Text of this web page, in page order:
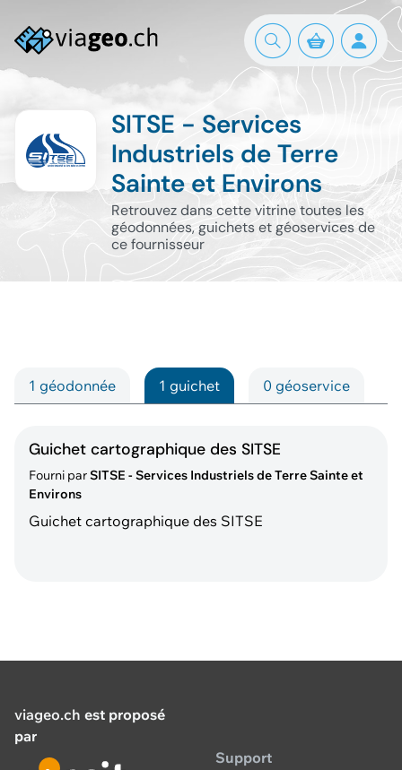
SITSE - Services
Industriels de Terre
Sainte et Environs
Retrouvez dans cette vitrine toutes les
géodonnées, guichets et géoservices de
ce fournisseur
1 géodonnée 1 guichet 0 géoservice
Guichet cartographique des SITSE
Fourni parSITSE - Services Industriels de Terre Sainte et
Environs
Guichet cartographique des SITSE
viageo.ch est proposé
par
Support